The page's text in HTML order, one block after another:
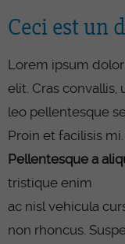
Ceci est un
Lorem ipsum
elit. Cras
leo pellentesque
Proin et facilisis
Pellentesque a
tristique enim
ac nisl vehicula
non rhoncus.